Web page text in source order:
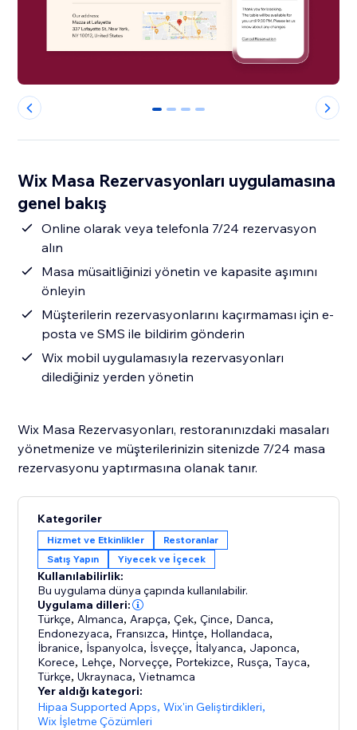
0 1 2 3
Wix Masa Rezervasyonları uygulamasına
genel bakış
Online olarak veya telefonla 7/24 rezervasyon
alın
Masa müsaitliğinizi yönetin ve kapasite aşımını
önleyin
Müşterilerin rezervasyonlarını kaçırmaması için e-
posta ve SMS ile bildirim gönderin
Wix mobil uygulamasıyla rezervasyonları
dilediğiniz yerden yönetin
Wix Masa Rezervasyonları, restoranınızdaki masaları
yönetmenize ve müşterilerinizin sitenizde 7/24 masa
rezervasyonu yaptırmasına olanak tanır.
Kategoriler
Hizmet ve Etkinlikler
Restoranlar
Satış Yapın
Yiyecek ve İçecek
Kullanılabilirlik:
Bu uygulama dünya çapında kullanılabilir.
Uygulama dilleri:
Türkçe, Almanca, Arapça,Çek,Çince, Danca,
Endonezyaca, Fransızca, Hintçe, Hollandaca,
İbranice, İspanyolca, İsveççe, İtalyanca, Japonca,
Korece, Lehçe, Norveççe, Portekizce, Rusça,Tayca,
Türkçe,Ukraynaca,Vietnamca
Yer aldığı kategori:
Hipaa Supported Apps,Wix'in Geliştirdikleri,
Wix İşletme Çözümleri